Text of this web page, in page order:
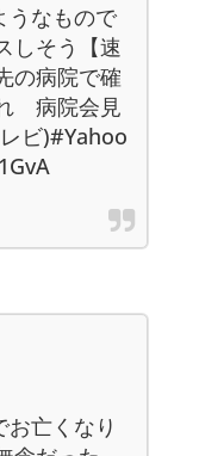
うなもので
しそう【速
の病院で確
病院会見
ビ)#Yahoo
亡くなり